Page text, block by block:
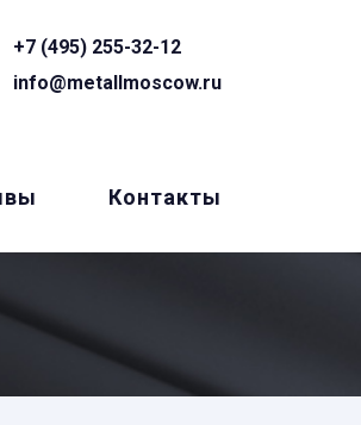
+7 (495) 255-32-12
info@metallmoscow.ru
Контакты